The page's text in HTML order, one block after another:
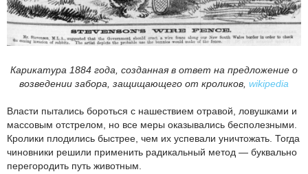
Карикатура 1884 года, созданная в ответ на предложение о
возведении забора, защищающего от кроликов, wikipedia
Власти пытались бороться с нашествием отравой, ловушками и
массовым отстрелом, но все меры оказывались бесполезными.
Кролики плодились быстрее, чем их успевали уничтожать. Тогда
чиновники решили применить радикальный метод — буквально
перегородить путь животным.